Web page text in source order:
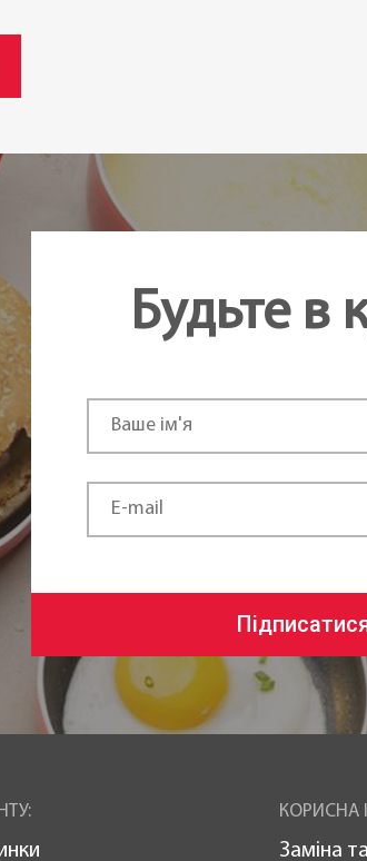
Будьте в
КОРИСНА
Заміна